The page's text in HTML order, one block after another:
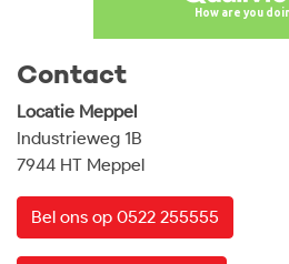
Contact
Locatie Meppel
Industrieweg 1B
7944 HT Meppel
Bel ons op 0522 255555